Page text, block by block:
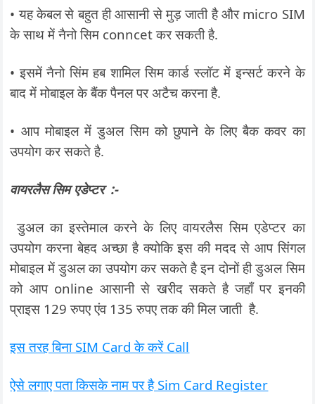
• यह केबल से बहुत ही आसानी से मुड़ जाती है और micro SIM
के साथ में नैनो सिम conncet कर सकती है.
• इसमें नैनो सिंम हब शामिल सिम कार्ड स्लॉट में इन्सर्ट करने के
बाद में मोबाइल के बैंक पैनल पर अटैच करना है.
• आप मोबाइल में डुअल सिम को छुपाने के लिए बैक कवर का
उपयोग कर सकते है.
वायरलैस सिम एडेप्टर :-
डुअल का इस्तेमाल करने के लिए वायरलैस सिम एडेप्टर का
उपयोग करना बेहद अच्छा है क्योकि इस की मदद से आप सिंगल
मोबाइल में डुअल का उपयोग कर सकते है इन दोनों ही डुअल सिम
को आप online आसानी से खरीद सकते है जहाँ पर इनकी
प्राइस 129 रुपए एंव 135 रुपए तक की मिल जाती है.
इस तरह बिना SIM Card के करें Call
ऐसे लगाए पता किसके नाम पर है Sim Card Register